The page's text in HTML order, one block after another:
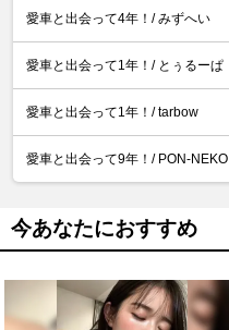
愛車と出会って4年！/ みずへい
愛車と出会って1年！/ とぅるーぱ
愛車と出会って1年！/ tarbow
愛車と出会って9年！/ PON-NEKO
今あなたにおすすめ